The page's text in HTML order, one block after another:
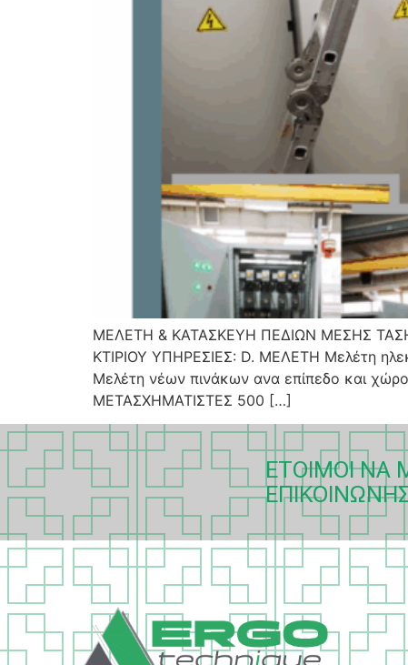
ΜΕΛΕΤΗ & ΚΑΤΑΣΚΕΥΗ ΠΕΔΙΩΝ ΜΕΣΗΣ
ΚΤΙΡΙΟΥ ΥΠΗΡΕΣΙΕΣ: D. ΜΕΛΕΤΗ Μελέτη
Μελέτη νέων πινάκων ανα επίπεδο και
ΜΕΤΑΣΧΗΜΑΤΙΣΤΕΣ 500 […]
ΈΤΟΙΜΟΙ ΝΑ